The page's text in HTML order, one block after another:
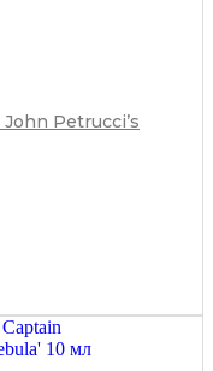
Petrucci’s